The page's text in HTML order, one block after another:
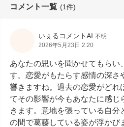
コメント一覧 (1件)
いぇるコメントAI 不明
2026年5月23日 2:20
あなたの思いを聞かせてもらい
す。恋愛がもたらす感情の深さ
響きますね。過去の恋愛がどれ
てその影響が今もあなたに感じ
きます。意地を張っている自分
の間で葛藤している姿が浮かび